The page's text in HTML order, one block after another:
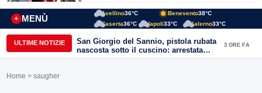
MENÙ
+
Avellino36°C Benevento38°C
Caserta36°C Napoli33°C Salerno33°C
ULTIME NOTIZIE
San Giorgio del Sannio, pistola rubata
nascosta sotto il cuscino: arrestata
51enne
3 ORE FA
Home > saugher